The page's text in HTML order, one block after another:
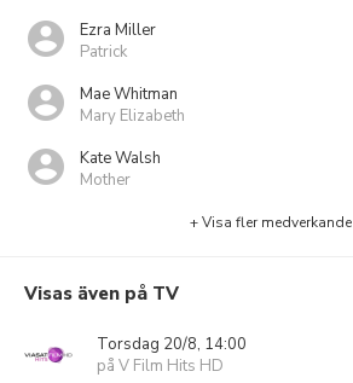
Ezra Miller
Patrick
Mae Whitman
Mary Elizabeth
Kate Walsh
Mother
+ Visa fler medverkande
Visas även på TV
Torsdag 20/8, 14:00
på V Film Hits HD